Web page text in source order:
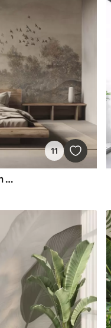
11
Paisaje vintage texturizado con un árbol cerca de un río y un cielo nublado, arte de la naturaleza en tonos sepia